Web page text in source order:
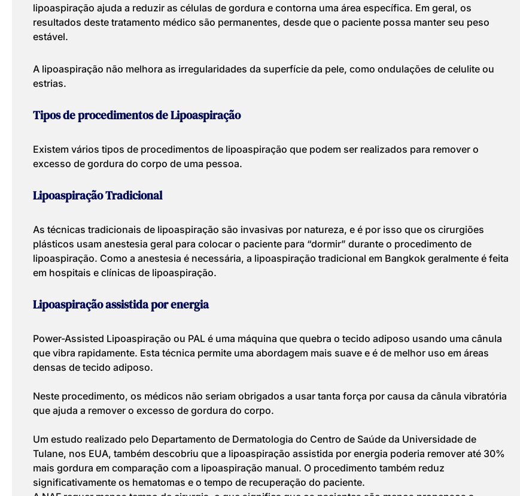
lipoaspiração ajuda a reduzir as células de gordura e contorna uma área específica. Em geral, os
resultados deste tratamento médico são permanentes, desde que o paciente possa manter seu peso
estável.
A lipoaspiração não melhora as irregularidades da superfície da pele, como ondulações de celulite ou
estrias.
Tipos de procedimentos de Lipoaspiração
Existem vários tipos de procedimentos de lipoaspiração que podem ser realizados para remover o
excesso de gordura do corpo de uma pessoa.
Lipoaspiração Tradicional
As técnicas tradicionais de lipoaspiração são invasivas por natureza, e é por isso que os cirurgiões
plásticos usam anestesia geral para colocar o paciente para “dormir” durante o procedimento de
lipoaspiração. Como a anestesia é necessária, a lipoaspiração tradicional em Bangkok geralmente é feita
em hospitais e clínicas de lipoaspiração.
Lipoaspiração assistida por energia
Power-Assisted Lipoaspiração ou PAL é uma máquina que quebra o tecido adiposo usando uma cânula
que vibra rapidamente. Esta técnica permite uma abordagem mais suave e é de melhor uso em áreas
densas de tecido adiposo.
Neste procedimento, os médicos não seriam obrigados a usar tanta força por causa da cânula vibratória
que ajuda a remover o excesso de gordura do corpo.
Um estudo realizado pelo Departamento de Dermatologia do Centro de Saúde da Universidade de
Tulane, nos EUA, também descobriu que a lipoaspiração assistida por energia poderia remover até 30%
mais gordura em comparação com a lipoaspiração manual. O procedimento também reduz
significativamente os hematomas e o tempo de recuperação do paciente.